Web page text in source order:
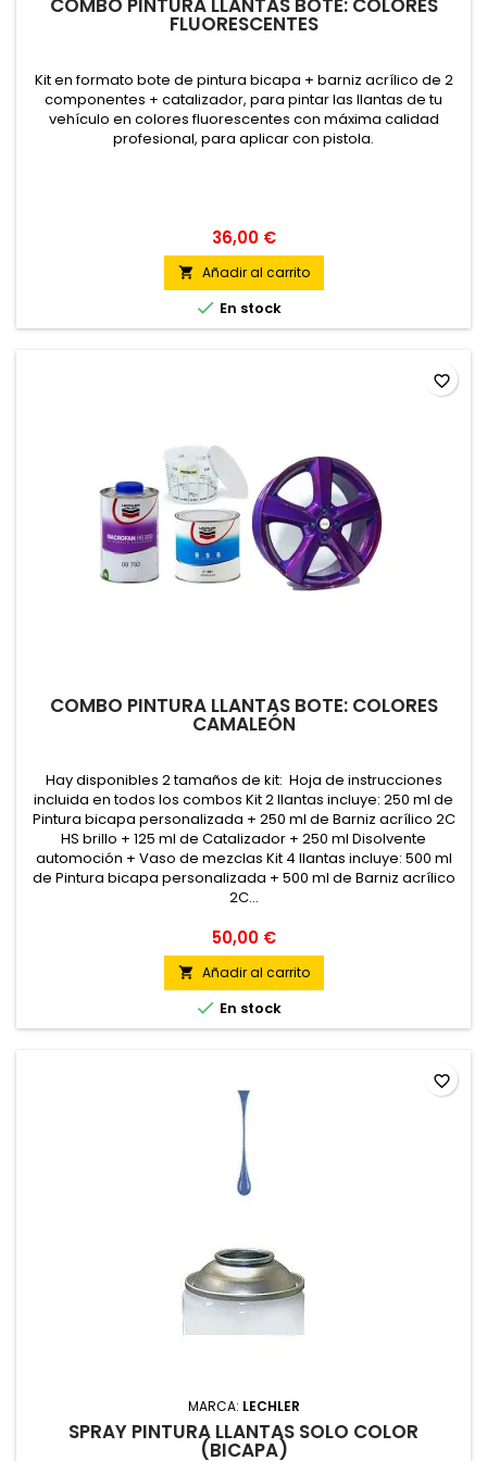
COMBO PINTURA LLANTAS BOTE: COLORES
FLUORESCENTES
Kit en formato bote de pintura bicapa + barniz acrílico de 2
componentes + catalizador, para pintar las llantas de tu
vehículo en colores fluorescentes con máxima calidad
profesional, para aplicar con pistola.
36,00 €
 Añadir al carrito
 En stock
COMBO PINTURA LLANTAS BOTE: COLORES
CAMALEÓN
Hay disponibles 2 tamaños de kit: Hoja de instrucciones
incluida en todos los combos Kit 2 llantas incluye: 250 ml de
Pintura bicapa personalizada + 250 ml de Barniz acrílico 2C
HS brillo + 125 ml de Catalizador + 250 ml Disolvente
automoción + Vaso de mezclas Kit 4 llantas incluye: 500 ml
de Pintura bicapa personalizada + 500 ml de Barniz acrílico
2C...
50,00 €
 Añadir al carrito
 En stock
favorite_border
MARCA: LECHLER
SPRAY PINTURA LLANTAS SOLO COLOR
(BICAPA)
favorite_border